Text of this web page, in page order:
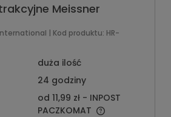
Meissner
| Kod produktu: HR-
duża ilość
24 godziny
od 11,99 zł - INPOST
PACZKOMAT